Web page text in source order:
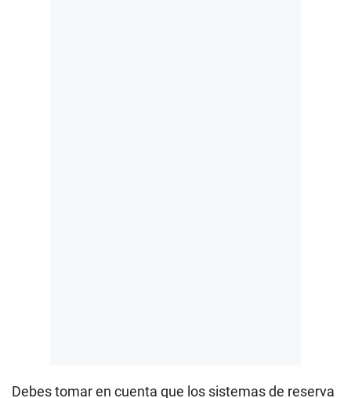
Debes tomar en cuenta que los sistemas de reserva